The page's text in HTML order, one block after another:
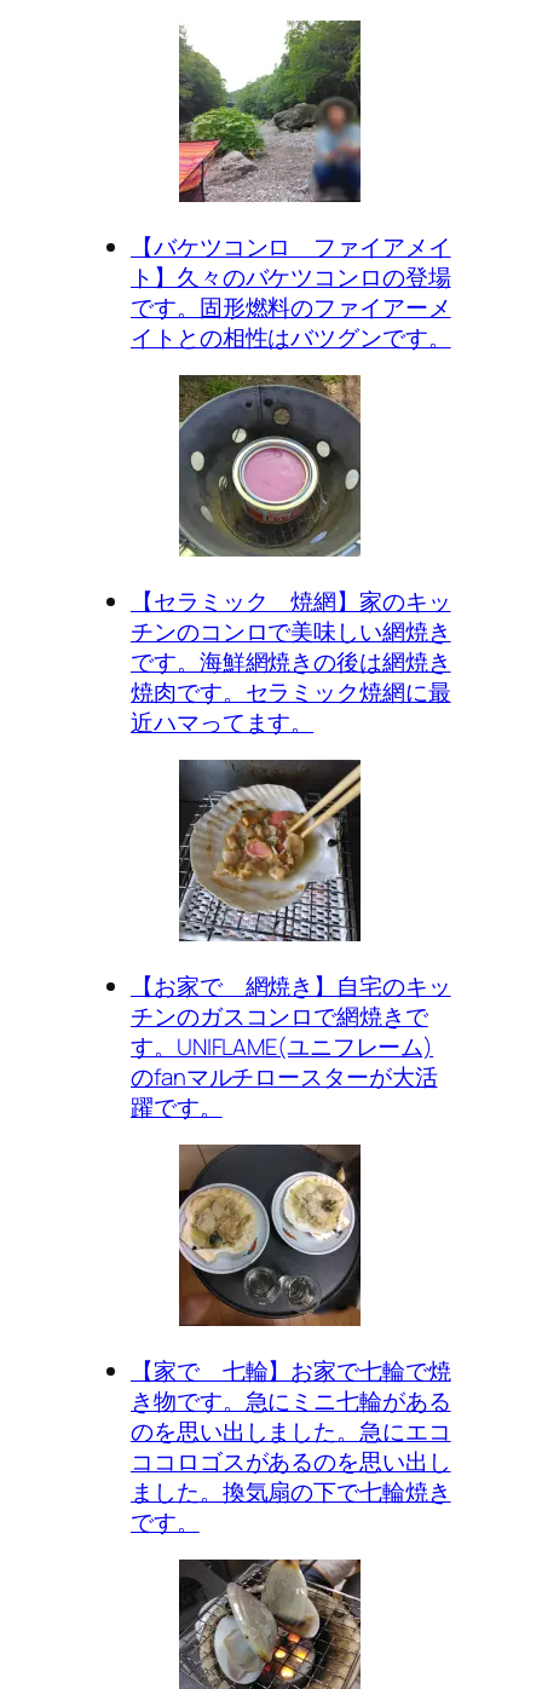
【バケツコンロ ファイアメイ
ト】久々のバケツコンロの登場
です。固形燃料のファイアーメ
イトとの相性はバツグンです。
【セラミック 焼網】家のキッ
チンのコンロで美味しい網焼き
です。海鮮網焼きの後は網焼き
焼肉です。セラミック焼網に最
近ハマってます。
【お家で 網焼き】自宅のキッ
チンのガスコンロで網焼きで
す。UNIFLAME(ユニフレーム)
のfanマルチロースターが大活
躍です。
【家で 七輪】お家で七輪で焼
き物です。急にミニ七輪がある
のを思い出しました。急にエコ
ココロゴスがあるのを思い出し
ました。換気扇の下で七輪焼き
です。